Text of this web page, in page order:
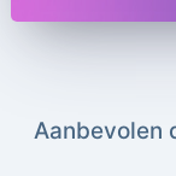
Aanbevolen